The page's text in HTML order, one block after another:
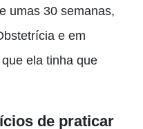
umas 30 semanas,
e em
ela tinha que
de praticar